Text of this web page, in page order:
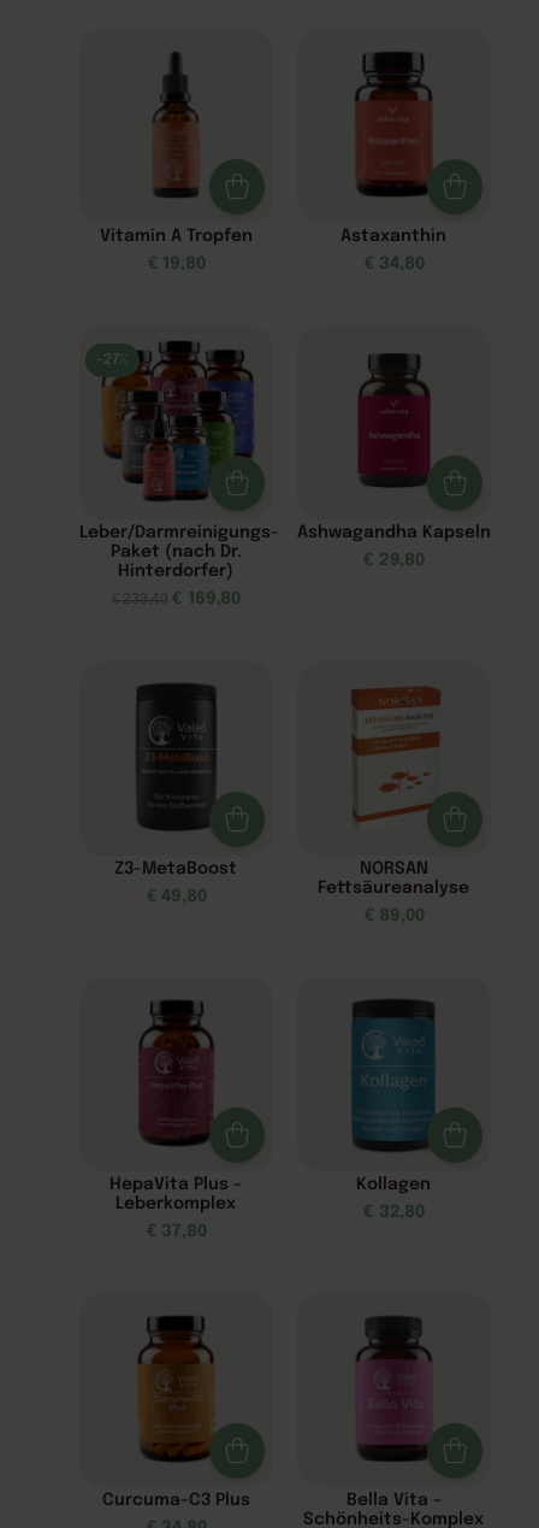
Vitamin A Tropfen
€ 19,80
Astaxanthin
€ 34,80
-27%
Leber/Darmreinigungs-
Paket (nach Dr.
Hinterdorfer)
€233,40 € 169,80
Ashwagandha Kapseln
€ 29,80
Z3-MetaBoost
€ 49,80
NORSAN
Fettsäureanalyse
€ 89,00
HepaVita Plus –
Leberkomplex
€ 37,80
Kollagen
€ 32,80
Curcuma-C3 Plus
Bella Vita –
Schönheits-Komplex